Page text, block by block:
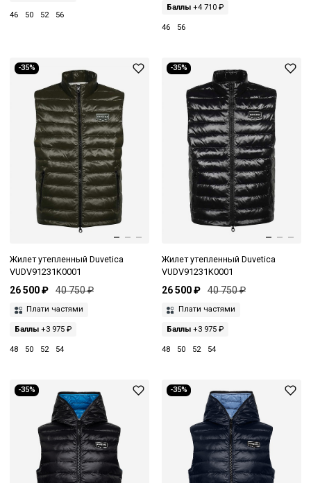
46 50 52 56
Баллы+4 710 ₽
46 56
-35%
Жилет утепленный Duvetica
VUDV91231K0001
26 500 ₽ 40 750 ₽
Плати частями
Баллы +3 975 ₽
48 50 52 54
-35%
Жилет утепленный Duvetica
VUDV91231K0001
26 500 ₽ 40 750 ₽
Плати частями
Баллы+3 975 ₽
48 50 52 54
-35% -35%